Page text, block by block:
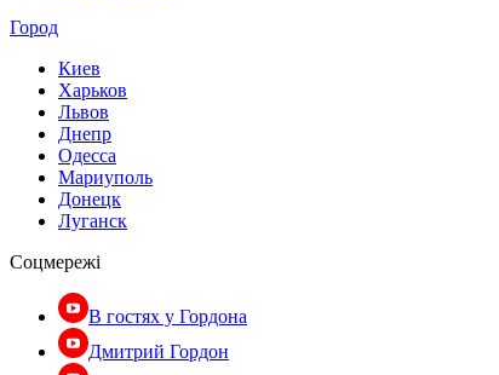
Город
Киев
Харьков
Львов
Днепр
Одесса
Мариуполь
Донецк
Луганск
Соцмережі
В гостях у Гордона
Дмитрий Гордон